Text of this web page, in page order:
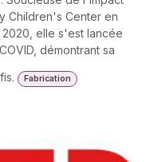
Children's Center en
elle s'est lancée
démontrant sa
Fabrication